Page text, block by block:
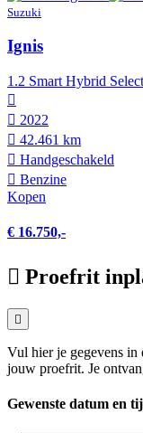
Suzuki
Ignis
1.2 Smart Hybrid Select
2022
42.461 km
Hand­geschakeld
Benzine
Kopen
€ 16.750,-
Proefrit
Vul hier je gegevens in
jouw proefrit. Je
Gewenste datum en